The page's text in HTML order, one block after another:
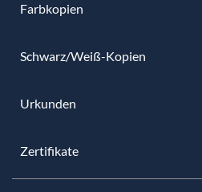
Farbkopien
Schwarz/Weiß-Kopien
Urkunden
Zertifikate